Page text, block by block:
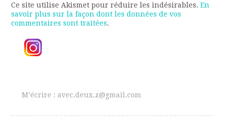
Ce site utilise Akismet pour réduire les indésirables.En
savoir plus sur la façon dont les données de vos
commentaires sont traitées.
M’écrire : avec.deux.z@gmail.com